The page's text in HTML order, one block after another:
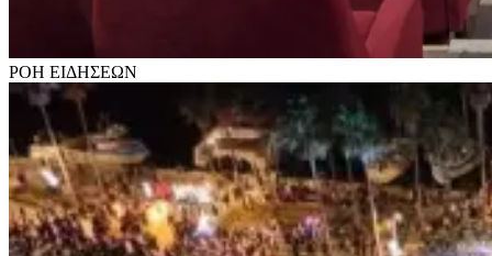
ΡΟΗ ΕΙΔΗΣΕΩΝ